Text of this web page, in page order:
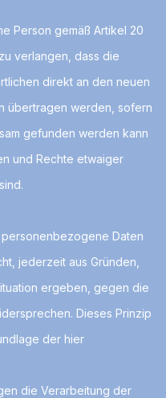
Person gemäß Artikel 20
verlangen, dass die
direkt an den neuen
übertragen werden, sofern
gefunden werden kann
und Rechte etwaiger
Daten
jederzeit aus Gründen,
ergeben, gegen die
Dieses Prinzip
der hier
die Verarbeitung der